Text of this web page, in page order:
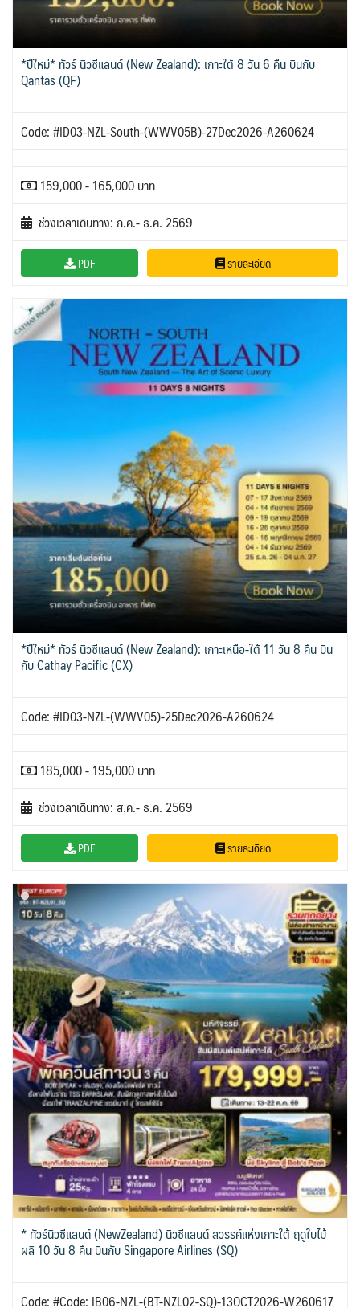
*ปีใหม่* ทัวร์ นิวซีแลนด์ (New Zealand): เกาะใต้ 8 วัน 6 คืน บินกับ
Qantas (QF)
Code: #ID03-NZL-South-(WWV05B)-27Dec2026-A260624
159,000 - 165,000 บาท
ช่วงเวลาเดินทาง: ก.ค.- ธ.ค. 2569
PDF รายละเอียด
*ปีใหม่* ทัวร์ นิวซีแลนด์ (New Zealand): เกาะเหนือ-ใต้ 11 วัน 8 คืน บิน
กับ Cathay Pacific (CX)
Code: #ID03-NZL-(WWV05)-25Dec2026-A260624
185,000 - 195,000 บาท
ช่วงเวลาเดินทาง: ส.ค.- ธ.ค. 2569
PDF รายละเอียด
* ทัวร์นิวซีแลนด์ (NewZealand) นิวซีแลนด์ สวรรค์แห่งเกาะใต้ ฤดูใบไม้
ผลิ 10 วัน 8 คืน บินกับ Singapore Airlines (SQ)
Code: #Code: IB06-NZL-(BT-NZL02-SQ)-13OCT2026-W260617